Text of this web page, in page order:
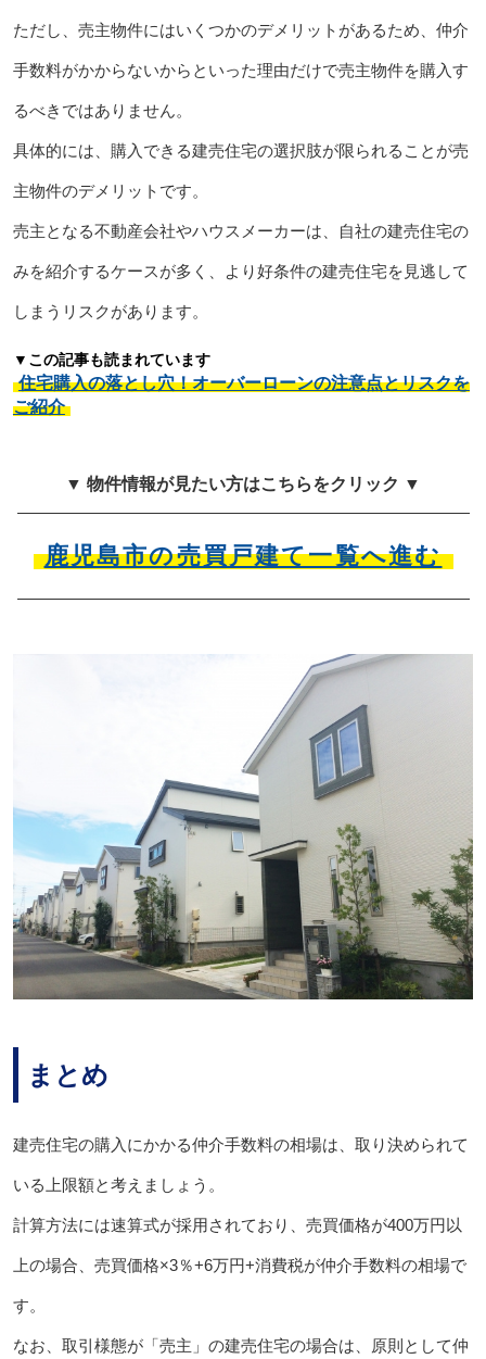
ただし、売主物件にはいくつかのデメリットがあるため、仲介
手数料がかからないからといった理由だけで売主物件を購入す
るべきではありません。
具体的には、購入できる建売住宅の選択肢が限られることが売
主物件のデメリットです。
売主となる不動産会社やハウスメーカーは、自社の建売住宅の
みを紹介するケースが多く、より好条件の建売住宅を見逃して
しまうリスクがあります。
▼この記事も読まれています
住宅購入の落とし穴！オーバーローンの注意点とリスクを
ご紹介
▼ 物件情報が見たい方はこちらをクリック ▼
鹿児島市の売買戸建て一覧へ進む
まとめ
建売住宅の購入にかかる仲介手数料の相場は、取り決められて
いる上限額と考えましょう。
計算方法には速算式が採用されており、売買価格が400万円以
上の場合、売買価格×3％+6万円+消費税が仲介手数料の相場で
す。
なお、取引様態が「売主」の建売住宅の場合は、原則として仲